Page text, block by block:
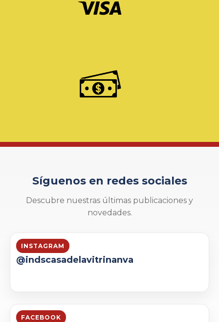
Síguenos en redes sociales
Descubre nuestras últimas publicaciones y
novedades.
INSTAGRAM
@indscasadelavitrinanva
FACEBOOK